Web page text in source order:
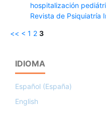
hospitalización
Revista de Psiquiatría
<< < 1 2 3
IDIOMA
Español (España)
English